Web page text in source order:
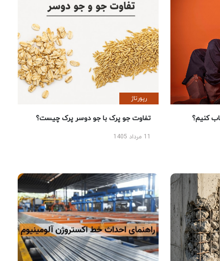
کنیم؟
رپورتاژ
تفاوت جو پرک با جو دوسر پرک چیست؟